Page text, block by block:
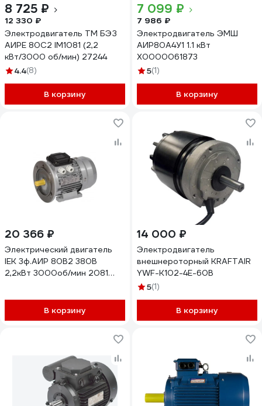
8 725 ₽
12 330 ₽
Электродвигатель ТМ БЭЗ
АИРЕ 80C2 IM1081 (2,2
кВт/3000 об/мин) 27244
4.4(8)
В корзину
7 099 ₽
7 986 ₽
Электродвигатель ЭМШ
АИР80А4У1 1.1 кВт
Х0000061873
5(1)
В корзину
20 366 ₽
Электрический двигатель
IEK 3ф.АИР 80B2 380В
2,2кВт 3000об/мин 2081
В корзину
14 000 ₽
Электродвигатель
внешнероторный KRAFTAIR
YWF-K102-4E-60B
5(1)
В корзину